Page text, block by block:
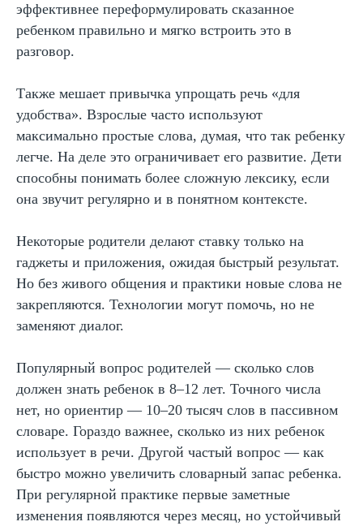
эффективнее переформулировать сказанное
ребенком правильно и мягко встроить это в
разговор.
Также мешает привычка упрощать речь «для
удобства». Взрослые часто используют
максимально простые слова, думая, что так ребенку
легче. На деле это ограничивает его развитие. Дети
способны понимать более сложную лексику, если
она звучит регулярно и в понятном контексте.
Некоторые родители делают ставку только на
гаджеты и приложения, ожидая быстрый результат.
Но без живого общения и практики новые слова не
закрепляются. Технологии могут помочь, но не
заменяют диалог.
Популярный вопрос родителей — сколько слов
должен знать ребенок в 8–12 лет. Точного числа
нет, но ориентир — 10–20 тысяч слов в пассивном
словаре. Гораздо важнее, сколько из них ребенок
использует в речи. Другой частый вопрос — как
быстро можно увеличить словарный запас ребенка.
При регулярной практике первые заметные
изменения появляются через месяц, но устойчивый
Победитель конкурса "Фестиваль
методических идей 2015"
Автор программ
Записаться на
пробный урок
Телефон
Промокод:
Даю согласие на рассылку рекламно-информационных
материалов
Отправить